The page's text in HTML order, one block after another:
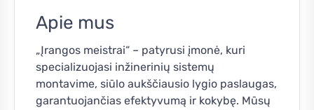
Apie mus
„Įrangos meistrai“ – patyrusi įmonė, kuri
specializuojasi inžinerinių sistemų
montavime, siūlo aukščiausio lygio paslaugas,
garantuojančias efektyvumą ir kokybę. Mūsų